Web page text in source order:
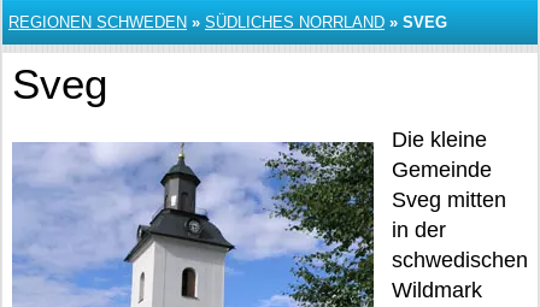
REGIONEN SCHWEDEN » SÜDLICHES NORRLAND » SVEG
Sveg
Die kleine
Gemeinde
Sveg mitten
in der
schwedischen
Wildmark